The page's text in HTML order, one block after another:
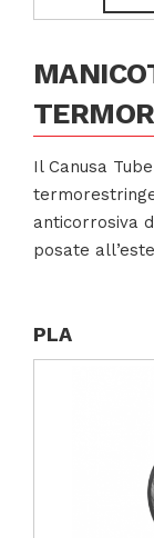
Il Canusa
anticorrosiva
posate
PLA